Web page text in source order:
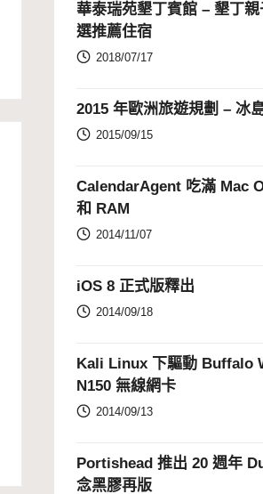
華泰瑞苑墾丁賓館 – 墾丁
選推薦住宿
2018/07/17
2015 年歐洲旅遊規劃 – 冰
2015/09/15
CalendarAgent 吃滿 Mac
和 RAM
2014/11/07
iOS 8 正式版釋出
2014/09/18
Kali Linux 下驅動 Buffalo
N150 無線網卡
2014/09/13
Portishead 推出 20 週年
念黑膠再版